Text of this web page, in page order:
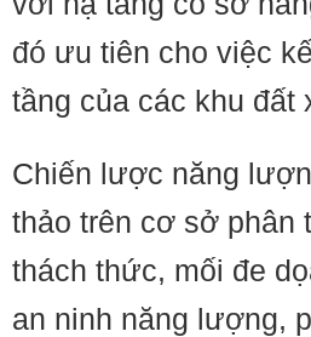
đó ưu tiên cho việc
tầng của các khu đất
Chiến lược năng
thảo trên cơ sở phân
thách thức, mối đe
an ninh năng lượng,